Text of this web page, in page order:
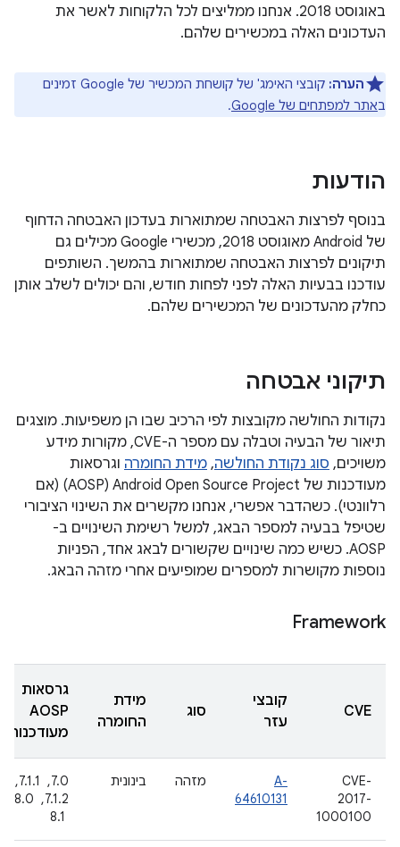
באוגוסט 2018. אנחנו ממליצים לכל הלקוחות לאשר את
העדכונים האלה במכשירים שלהם.
הערה:
קובצי האימג' של קושחת המכשיר של Google זמינים
באתר למפתחים של Google .
הודעות
בנוסף לפרצות האבטחה שמתוארות בעדכון האבטחה הדחוף
של Android מאוגוסט 2018, מכשירי Google מכילים גם
תיקונים לפרצות האבטחה שמתוארות בהמשך. השותפים
עודכנו בבעיות האלה לפני לפחות חודש, והם יכולים לשלב אותן
כחלק מהעדכונים של המכשירים שלהם.
תיקוני אבטחה
נקודות החולשה מקובצות לפי הרכיב שבו הן משפיעות. מוצגים
תיאור של הבעיה וטבלה עם מספר ה-CVE, מקורות מידע
משויכים, סוג נקודת החולשה, מידת החומרה וגרסאות
מעודכנות של Android Open Source Project‏ (AOSP) (אם
רלוונטי). כשהדבר אפשרי, אנחנו מקשרים את השינוי הציבורי
שטיפל בבעיה למספר הבאג, למשל רשימת השינויים ב-
AOSP. כשיש כמה שינויים שקשורים לבאג אחד, הפניות
נוספות מקושרות למספרים שמופיעים אחרי מזהה הבאג.
Framework
CVE
קובצי
עזר
סוג
מידת
החומרה
גרסאות
AOSP
מעודכנות
CVE-
2017-
1000100
A-
64610131
מזהה בינונית
7.0, ‏ 7.1.1, ‏